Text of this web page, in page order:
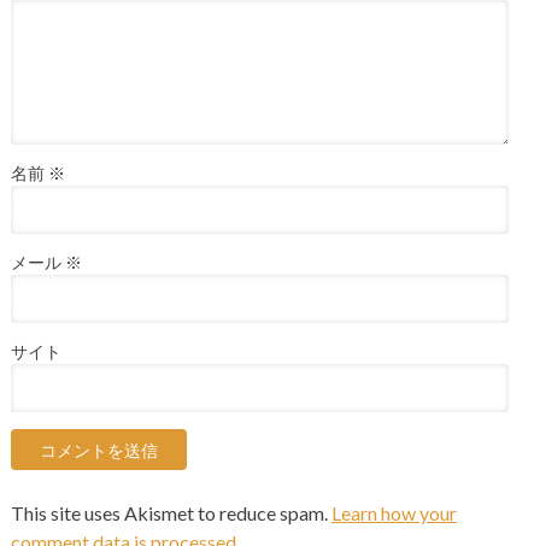
名前 ※
メール ※
サイト
This site uses Akismet to reduce spam. Learn how your